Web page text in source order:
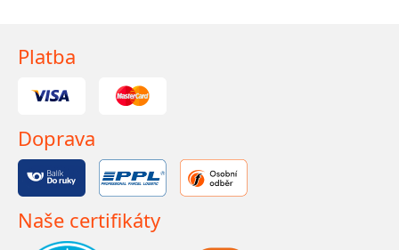
Platba
Doprava
Naše certifikáty